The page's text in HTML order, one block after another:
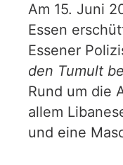
Am 15. Juni
Essen
Essener
den Tumult
Rund um die
allem
und eine